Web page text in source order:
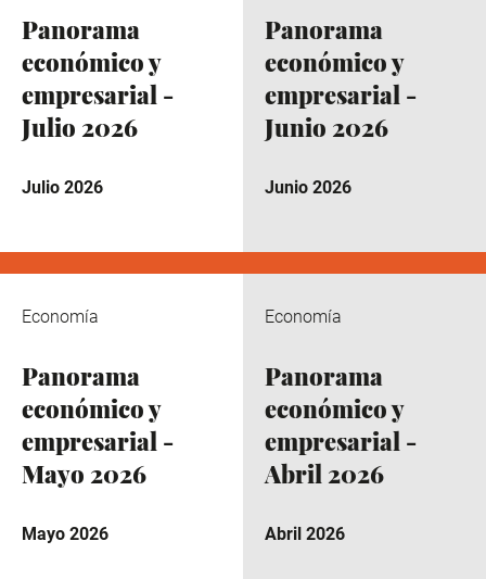
Panorama
económico y
empresarial -
Julio 2026
Julio 2026
Panorama
económico y
empresarial -
Junio 2026
Junio 2026
Economía
Panorama
económico y
empresarial -
Mayo 2026
Mayo 2026
Economía
Panorama
económico y
empresarial -
Abril 2026
Abril 2026